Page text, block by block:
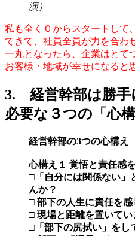
演）
私も全く０からスタートして
てきて、社員全員が力を合わ
一丸となったら、企業はとて
お客様・地域が幸せになると
3. 経営幹部は勝手
必要な３つの「心構
経営幹部の3つの心構え
心構え１ 覚悟と責任感
□「自分には関係ない」
んか？
□ 部下の人生に責任を感
□ 現場と距離を置いてい
□「部下の尻拭い」をし